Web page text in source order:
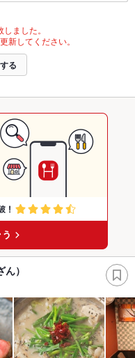
ました。
新してください。
る
）